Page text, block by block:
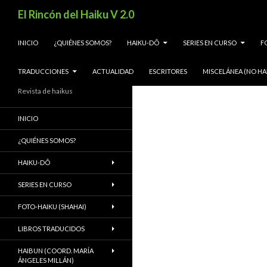
El Rincón del Haiku V 2.0
INICIO
¿QUIÉNES SOMOS? HAIKU-DÔ SERIES EN CURSO
TRADUCCIONES ACTUALIDAD ESCRITORES MISCELÁNEA (NO
Revista de haikus
INICIO
¿QUIÉNES SOMOS?
HAIKU-DÔ
SERIES EN CURSO
FOTO-HAIKU (SHAHAI)
LIBROS TRADUCIDOS
HAIBUN (COORD. MARÍA
ÁNGELES MILLÁN)